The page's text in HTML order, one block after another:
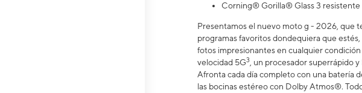
Corning® Gorilla® Glass 3 resistente
Presentamos el nuevo moto g - 2026, que
programas favoritos dondequiera que
fotos impresionantes en cualquier
velocidad 5G3 , un procesador superrápido
Afronta cada día completo con una batería
las bocinas estéreo con Dolby Atmos®.